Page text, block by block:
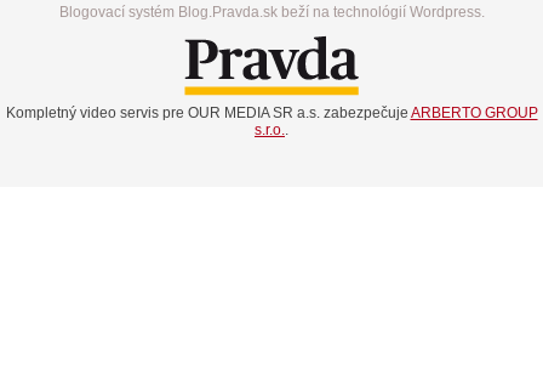
Blogovací systém Blog.Pravda.sk beží na technológií Wordpress.
Kompletný video servis pre OUR MEDIA SR a.s. zabezpečuje ARBERTO GROUP
s.r.o.